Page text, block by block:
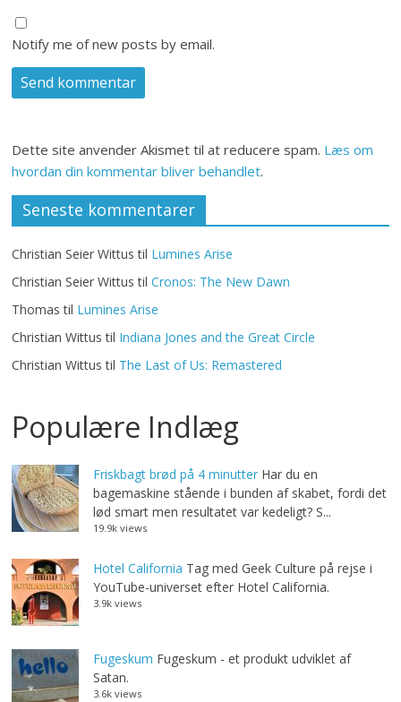
Notify me of new posts by email.
Dette site anvender Akismet til at reducere spam. Læs om
hvordan din kommentar bliver behandlet.
Seneste kommentarer
Christian Seier Wittus til Lumines Arise
Christian Seier Wittus tilCronos: The New Dawn
Thomas til Lumines Arise
Christian Wittus til Indiana Jones and the Great Circle
Christian Wittus til The Last of Us: Remastered
Populære Indlæg
Friskbagt brød på 4 minutter Har du en
bagemaskine stående i bunden af skabet, fordi det
lød smart men resultatet var kedeligt? S...
19.9k views
Hotel California Tag med Geek Culture på rejse i
YouTube-universet efter Hotel California.
3.9k views
Fugeskum Fugeskum - et produkt udviklet af
Satan.
3.6k views